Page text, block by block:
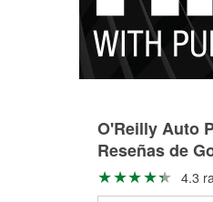
O'Reilly Auto
Reseñas de
4.3